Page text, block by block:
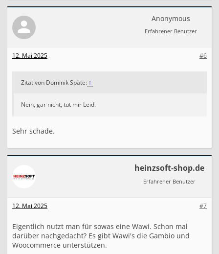
Anonymous
Erfahrener Benutzer
#6
12. Mai 2025
Zitat von Dominik Späte: ↑
Nein, gar nicht, tut mir Leid.
Sehr schade.
heinzsoft-shop.de
Erfahrener Benutzer
#7
12. Mai 2025
Eigentlich nutzt man für sowas eine Wawi. Schon mal
darüber nachgedacht? Es gibt Wawi's die Gambio und
Woocommerce unterstützen.